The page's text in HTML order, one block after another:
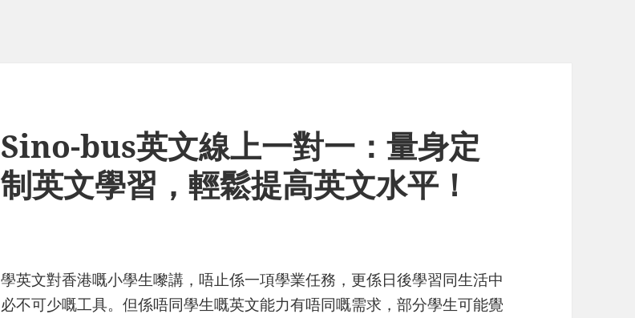
Sino-bus英文線上一對一：量身定
制英文學習，輕鬆提高英文水平！
學英文對香港嘅小學生嚟講，唔止係一項學業任務，更係日後學習同生活中
必不可少嘅工具。但係唔同學生嘅英文能力有唔同嘅需求，部分學生可能覺